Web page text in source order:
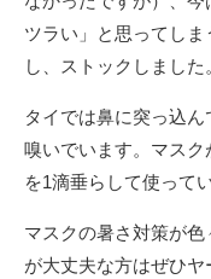
ツラい」と思ってし
し、ストックしました
タイでは鼻に突っ込
嗅いでいます。マス
を1滴垂らして使って
マスクの暑さ対策が
が大丈夫な方はぜひヤ